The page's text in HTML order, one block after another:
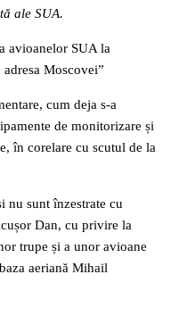
ale SUA.
avioanelor SUA la
Moscovei”
cum deja s-a
de monitorizare și
în corelare cu scutul de la
nu sunt înzestrate cu
Dan, cu privire la
trupe și a unor avioane
aeriană Mihail